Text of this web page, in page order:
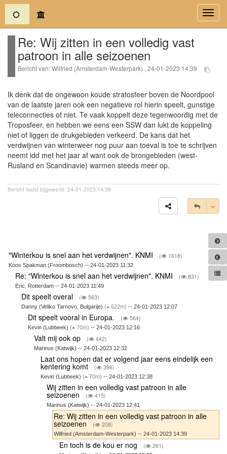
(current)
Re: Wij zitten in een volledig vast
patroon in alle seizoenen
Bericht van: Wilfried (Amsterdam-Westerpark) , 24-01-2023 14:39
Ik denk dat de ongewoon koude stratosfeer boven de Noordpool
van de laatste jaren ook een negatieve rol hierin speelt, gunstige
teleconnecties of niet. Te vaak koppelt deze tegenwoordig met de
Troposfeer, en hebben we eens een SSW dan lukt de koppeling
niet of liggen de drukgebieden verkeerd. De kans dat het
verdwijnen van winterweer nog puur aan toeval is toe te schrijven
neemt idd met het jaar af want ook de brongebieden (west-
Rusland en Scandinavie) warmen steeds meer op.
Bericht laatst bijgewerkt: 24-01-2023 14:39
"Winterkou is snel aan het verdwijnen". KNMI ( 1618)
Koos Spakman (Froombosch) -- 24-01-2023 11:32
Re: "Winterkou is snel aan het verdwijnen". KNMI ( 831)
Eric, Rotterdam -- 24-01-2023 11:49
Dit speelt overal ( 563)
Danny (Veliko Tarnovo, Bulgarije)( 622m) -- 24-01-2023 12:07
Dit speelt vooral in Europa. ( 564)
Kevin (Lubbeek) ( 70m) -- 24-01-2023 12:16
Valt mij ook op ( 442)
Marinus (Katwijk) -- 24-01-2023 12:32
Laat ons hopen dat er volgend jaar eens eindelijk een
kentering komt ( 396)
Kevin (Lubbeek) ( 70m) -- 24-01-2023 12:38
Wij zitten in een volledig vast patroon in alle
seizoenen ( 415)
Marinus (Katwijk) -- 24-01-2023 12:41
Re: Wij zitten in een volledig vast patroon in alle
seizoenen ( 208)
Wilfried (Amsterdam-Westerpark) -- 24-01-2023 14:39
En toch is de kou er nog ( 261)